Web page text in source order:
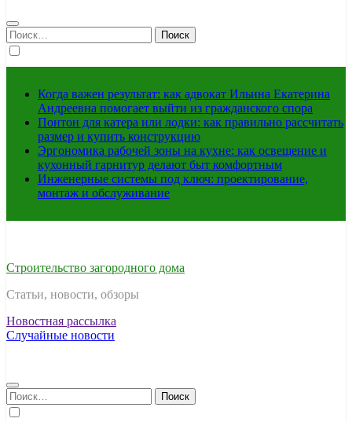
Найти:
Когда важен результат: как адвокат Ильина Екатерина
Андреевна помогает выйти из гражданского спора
Понтон для катера или лодки: как правильно рассчитать
размер и купить конструкцию
Эргономика рабочей зоны на кухне: как освещение и
кухонный гарнитур делают быт комфортным
Инженерные системы под ключ: проектирование,
монтаж и обслуживание
Строительство загородного дома
Статьи, новости, обзоры
Новостная рассылка
Случайные новости
Найти: